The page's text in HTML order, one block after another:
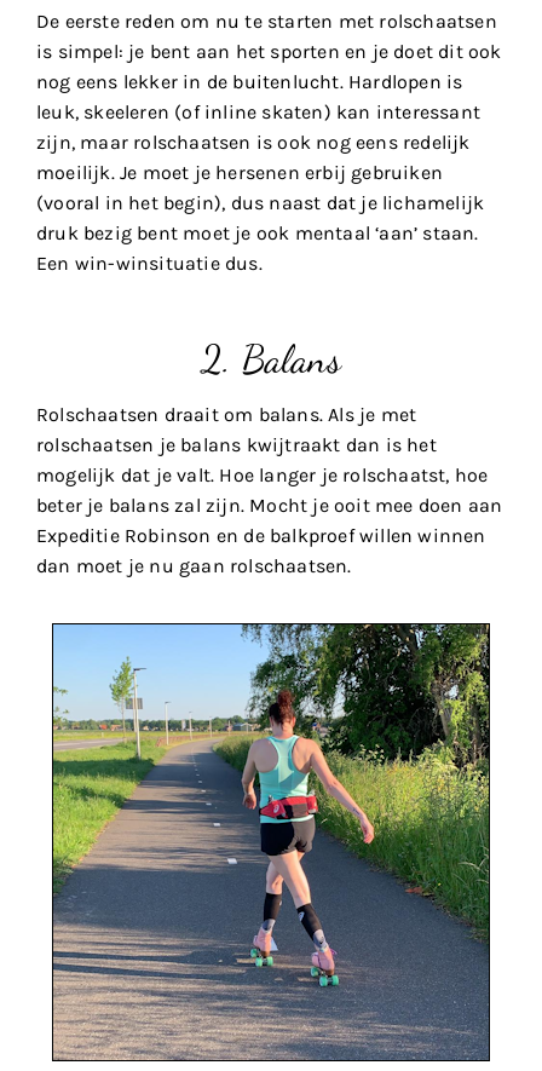
De eerste reden om nu te starten met rolschaatsen
is simpel: je bent aan het sporten en je doet dit ook
nog eens lekker in de buitenlucht. Hardlopen is
leuk, skeeleren (of inline skaten) kan interessant
zijn, maar rolschaatsen is ook nog eens redelijk
moeilijk. Je moet je hersenen erbij gebruiken
(vooral in het begin), dus naast dat je lichamelijk
druk bezig bent moet je ook mentaal ‘aan’ staan.
Een win-winsituatie dus.
2. Balans
Rolschaatsen draait om balans. Als je met
rolschaatsen je balans kwijtraakt dan is het
mogelijk dat je valt. Hoe langer je rolschaatst, hoe
beter je balans zal zijn. Mocht je ooit mee doen aan
Expeditie Robinson en de balkproef willen winnen
dan moet je nu gaan rolschaatsen.